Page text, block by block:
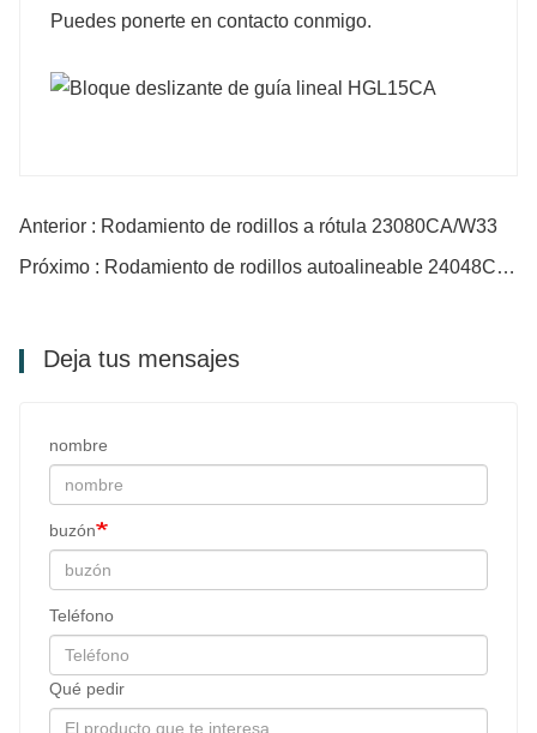
Puedes ponerte en contacto conmigo.
Anterior : Rodamiento de rodillos a rótula 23080CA/W33
Próximo : Rodamiento de rodillos autoalineable 24048CA/W33
Deja tus mensajes
nombre
buzón
Teléfono
Qué pedir